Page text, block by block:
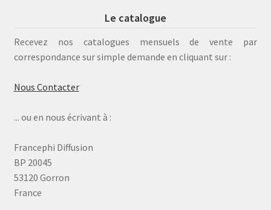
Le catalogue
Recevez nos catalogues mensuels de vente par
correspondance sur simple demande en cliquant sur :
Nous Contacter
... ou en nous écrivant à :
Francephi Diffusion
BP 20045
53120 Gorron
France